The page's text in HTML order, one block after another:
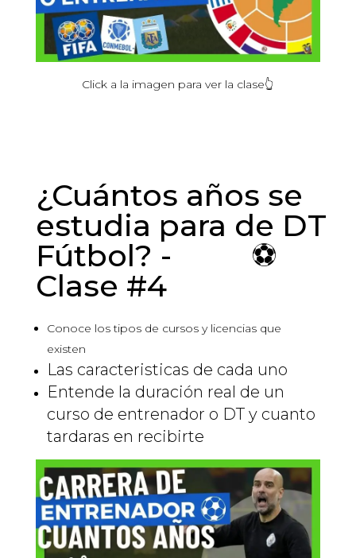
Click a la imagen para ver la clase👆
¿Cuántos años se
estudia para de DT
Fútbol? - ⚽
Clase #4
Conoce los tipos de cursos y licencias que
existen
Las caracteristicas de cada uno
Entende la duración real de un
curso de entrenador o DT y cuanto
tardaras en recibirte